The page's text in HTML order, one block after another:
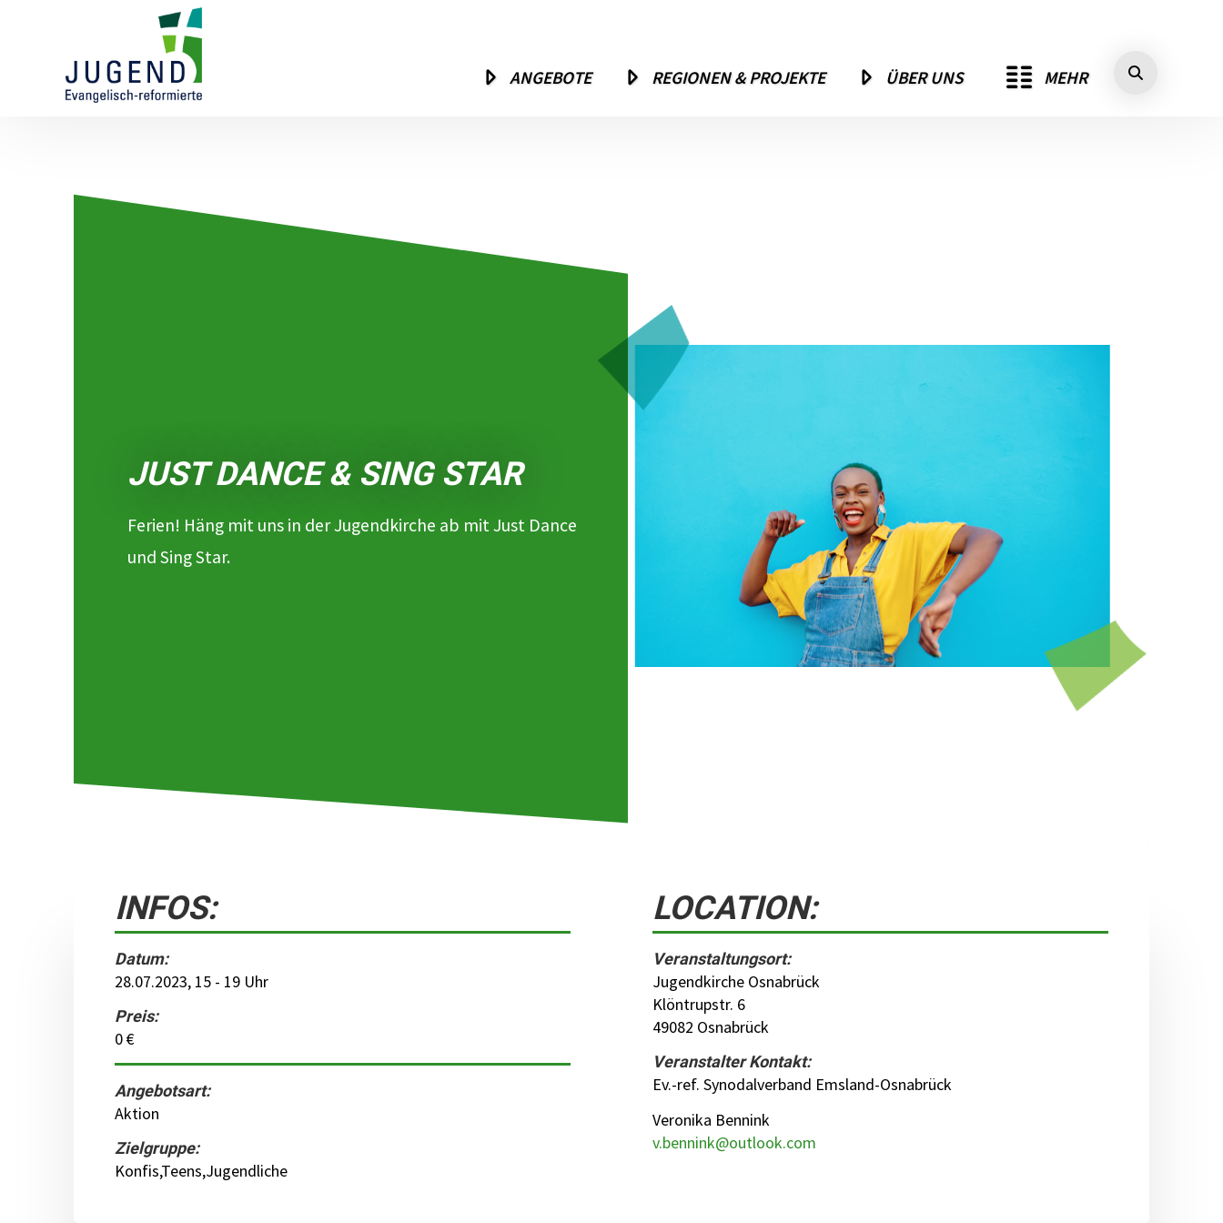
ANGEBOTE REGIONEN & PROJEKTE ÜBER UNS MEHR
JUST DANCE & SING STAR
Ferien! Häng mit uns in der Jugendkirche ab mit Just Dance
und Sing Star.
INFOS:
Datum:
28.07.2023, 15 - 19 Uhr
Preis:
0 €
Angebotsart:
Aktion
Zielgruppe:
Konfis,Teens,Jugendliche
LOCATION:
Veranstaltungsort:
Jugendkirche Osnabrück
Klöntrupstr. 6
49082 Osnabrück
Veranstalter Kontakt:
Ev.-ref. Synodalverband Emsland-Osnabrück
Veronika Bennink
v.bennink@outlook.com